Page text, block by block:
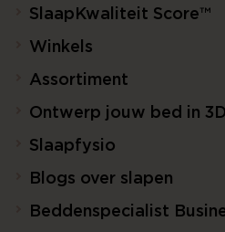
SlaapKwaliteit Score™
Winkels
Assortiment
Ontwerp jouw bed in
Slaapfysio
Blogs over slapen
Beddenspecialist